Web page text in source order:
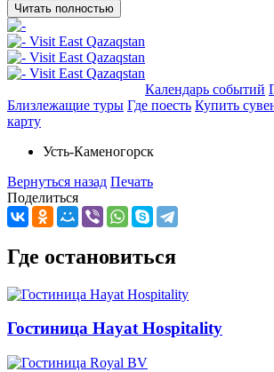
Читать полностью
Календарь событий
Близлежащие туры Где поесть Купить
карту
Усть-Каменогорск
Вернуться назад Печать
Поделиться
Где остановиться
Гостиница Hayat Hospitality